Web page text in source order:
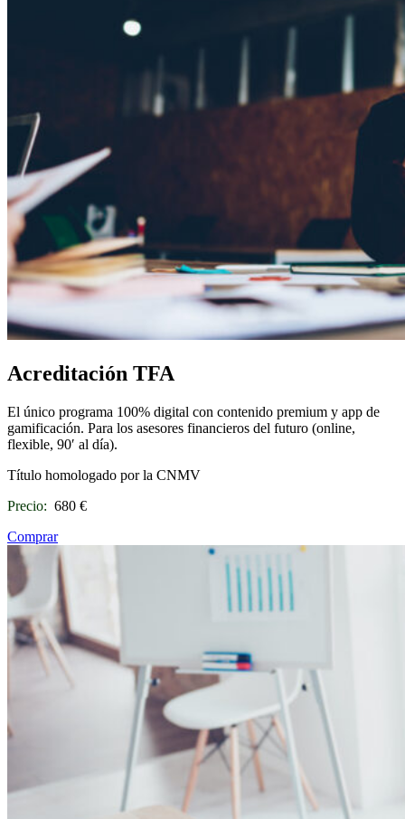
Acreditación TFA
El único programa 100% digital con contenido premium y app de
gamificación. Para los asesores financieros del futuro (online,
flexible, 90′ al día).
Título homologado por la CNMV
Precio: 680 €
Comprar